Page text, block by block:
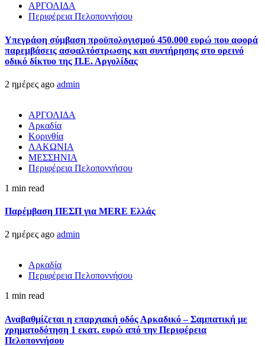
ΑΡΓΟΛΙΔΑ
Περιφέρεια Πελοποννήσου
Υπεγράφη σύμβαση προϋπολογισμού 450.000 ευρώ που αφορά
παρεμβάσεις ασφαλτόστρωσης και συντήρησης στο ορεινό
οδικό δίκτυο της Π.Ε. Αργολίδας
2 ημέρες ago admin
ΑΡΓΟΛΙΔΑ
Αρκαδία
Κορινθία
ΛΑΚΩΝΙΑ
ΜΕΣΣΗΝΙΑ
Περιφέρεια Πελοποννήσου
1 min read
Παρέμβαση ΠΕΣΠ για MERE Ελλάς
2 ημέρες ago admin
Αρκαδία
Περιφέρεια Πελοποννήσου
1 min read
Αναβαθμίζεται η επαρχιακή οδός Αρκαδικό – Σαμπατική με
χρηματοδότηση 1 εκατ. ευρώ από την Περιφέρεια
Πελοποννήσου